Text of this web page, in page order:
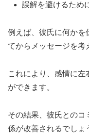
誤解を避けるため
例えば、彼氏に何かを
てからメッセージを考
これにより、感情に左
ができます。
その結果、彼氏とのコ
係が改善されるでしょ